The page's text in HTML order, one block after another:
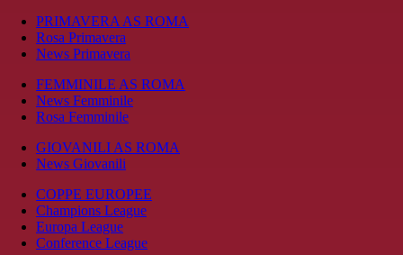
PRIMAVERA AS ROMA
Rosa Primavera
News Primavera
FEMMINILE AS ROMA
News Femminile
Rosa Femminile
GIOVANILI AS ROMA
News Giovanili
COPPE EUROPEE
Champions League
Europa League
Conference League